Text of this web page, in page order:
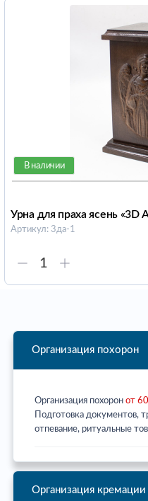
В наличии
Урна для праха ясень «3D
Артикул: 3да-1
Организация похорон
Организация похорон от
Подготовка документов,
отпевание, ритуальные
Организация кремации